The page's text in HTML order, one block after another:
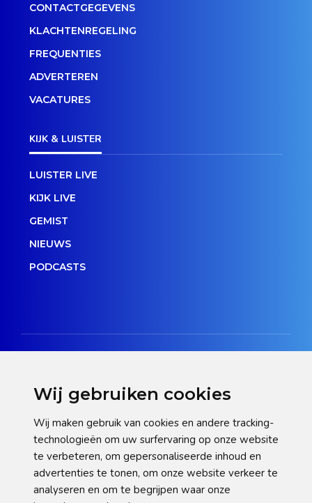
Wij gebruiken cookies
Wij maken gebruik van cookies en andere tracking-
technologieën om uw surfervaring op onze website
te verbeteren, om gepersonaliseerde inhoud en
advertenties te tonen, om onze website verkeer te
analyseren en om te begrijpen waar onze
CONTACTGEGEVENS
KLACHTENREGELING
FREQUENTIES
ADVERTEREN
VACATURES
KIJK & LUISTER
LUISTER LIVE
KIJK LIVE
GEMIST
NIEUWS
PODCASTS
Privacy verklaring
Cookie statement
Pas hier uw cookie-instellingen aan